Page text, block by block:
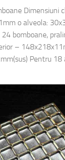
Dimensiuni
o alveola:
bomboane,
–
Pentru 18